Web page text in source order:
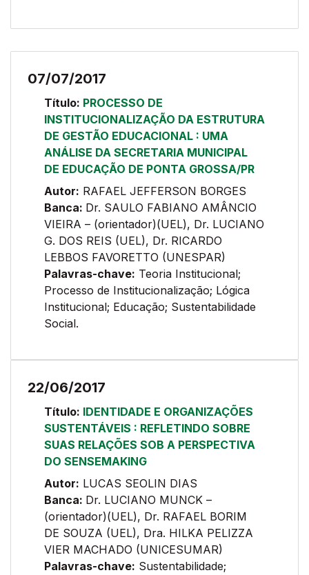
07/07/2017
Título: PROCESSO DE
INSTITUCIONALIZAÇÃO DA ESTRUTURA
DE GESTÃO EDUCACIONAL : UMA
ANÁLISE DA SECRETARIA MUNICIPAL
DE EDUCAÇÃO DE PONTA GROSSA/PR
Autor: RAFAEL JEFFERSON BORGES
Banca: Dr. SAULO FABIANO AMÂNCIO
VIEIRA – (orientador)(UEL), Dr. LUCIANO
G. DOS REIS (UEL), Dr. RICARDO
LEBBOS FAVORETTO (UNESPAR)
Palavras-chave: Teoria Institucional;
Processo de Institucionalização; Lógica
Institucional; Educação; Sustentabilidade
Social.
22/06/2017
Título: IDENTIDADE E ORGANIZAÇÕES
SUSTENTÁVEIS : REFLETINDO SOBRE
SUAS RELAÇÕES SOB A PERSPECTIVA
DO SENSEMAKING
Autor: LUCAS SEOLIN DIAS
Banca: Dr. LUCIANO MUNCK –
(orientador)(UEL), Dr. RAFAEL BORIM
DE SOUZA (UEL), Dra. HILKA PELIZZA
VIER MACHADO (UNICESUMAR)
Palavras-chave: Sustentabilidade;